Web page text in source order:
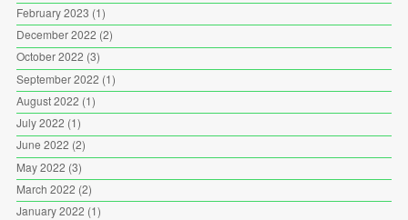
February 2023 (1)
December 2022 (2)
October 2022 (3)
September 2022 (1)
August 2022 (1)
July 2022 (1)
June 2022 (2)
May 2022 (3)
March 2022 (2)
January 2022 (1)